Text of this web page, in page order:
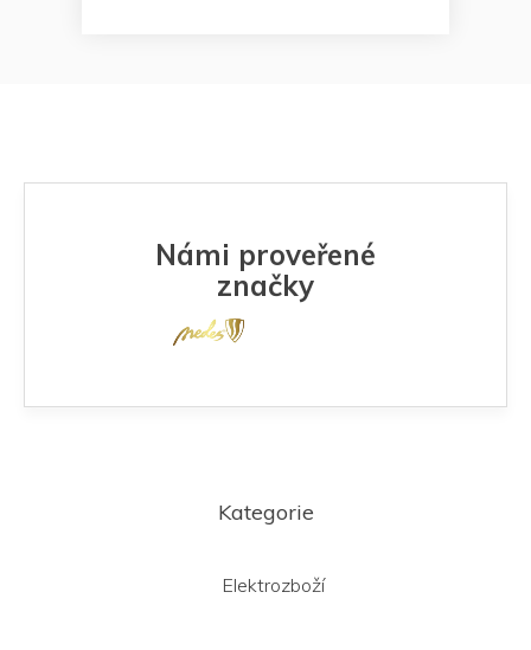
Námi proveřené
značky
Kategorie
Elektrozboží